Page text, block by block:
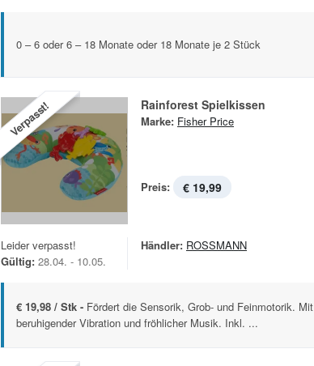
0 – 6 oder 6 – 18 Monate oder 18 Monate je 2 Stück
Verpasst! Rainforest Spielkissen
Marke: Fisher Price
Preis: € 19,99
Leider verpasst!
Gültig: 28.04. - 10.05.
Händler: ROSSMANN
€ 19,98 / Stk - Fördert die Sensorik, Grob- und Feinmotorik. Mit
beruhigender Vibration und fröhlicher Musik. Inkl. ...